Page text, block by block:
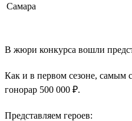
Самара
В жюри конкурса вошли
Как и в первом сезоне, самым
гонорар 500 000 ₽.
Представляем героев: